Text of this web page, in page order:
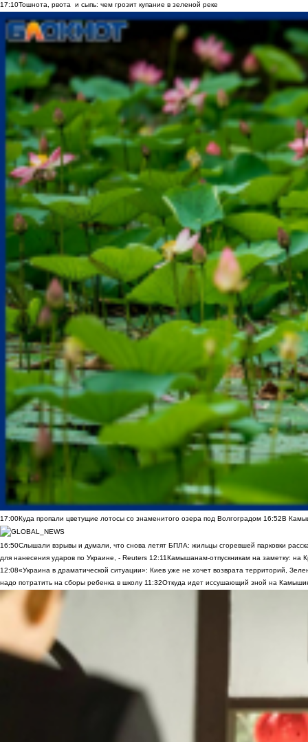
17:10Тошнота, рвота и сыпь: чем грозит купание в зеленой реке
17:00Куда пропали цветущие лотосы со знаменитого озера под Волгоградом 16:52В
16:50Слышали взрывы и думали, что снова летят БПЛА: жильцы сгоревшей парковки
для нанесения ударов по Украине, - Reuters 12:11Камышанам-отпускникам на заметку: на
12:08«Украина в драматической ситуации»: Киев уже не хочет возврата территорий,
надо потратить на сборы ребенка в школу 11:32Откуда идет иссушающий зной на